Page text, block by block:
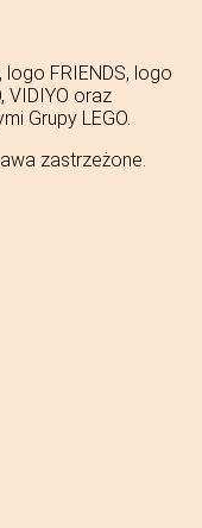
logo FRIENDS, logo
VIDIYO oraz
Grupy LEGO.
zastrzeżone.